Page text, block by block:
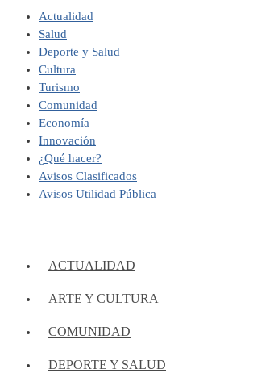
Actualidad
Salud
Deporte y Salud
Cultura
Turismo
Comunidad
Economía
Innovación
¿Qué hacer?
Avisos Clasificados
Avisos Utilidad Pública
ACTUALIDAD
ARTE Y CULTURA
COMUNIDAD
DEPORTE Y SALUD